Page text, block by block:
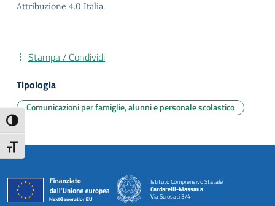
Attiva/disattiva alto contrasto
Attiva/disattiva dimensione testo
Attribuzione 4.0 Italia.
Stampa / Condividi
Tipologia
Comunicazioni per famiglie, alunni e personale scolastico
Istituto Comprensivo Statale
Cardarelli-Massaua
Via Scrosati 3/4